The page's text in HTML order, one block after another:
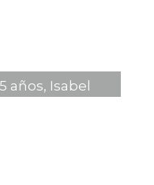
años, Isabel